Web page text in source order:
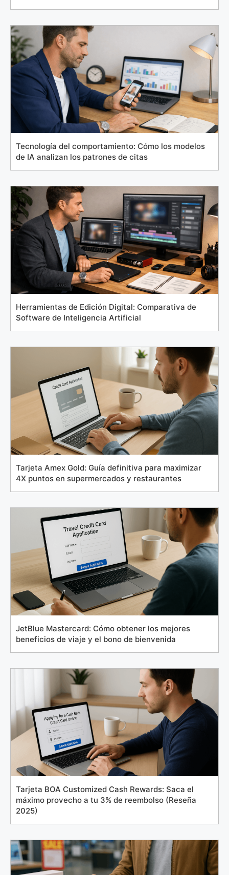
Tecnología del comportamiento: Cómo los modelos
de IA analizan los patrones de citas
Herramientas de Edición Digital: Comparativa de
Software de Inteligencia Artificial
Tarjeta Amex Gold: Guía definitiva para maximizar
4X puntos en supermercados y restaurantes
JetBlue Mastercard: Cómo obtener los mejores
beneficios de viaje y el bono de bienvenida
Tarjeta BOA Customized Cash Rewards: Saca el
máximo provecho a tu 3% de reembolso (Reseña
2025)